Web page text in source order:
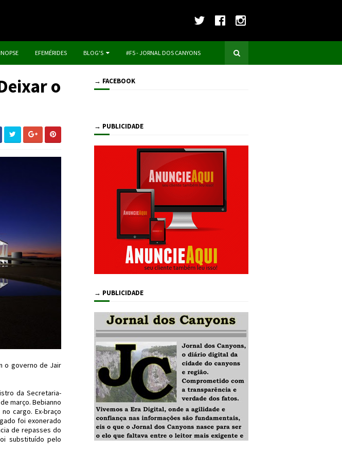
EFEMÉRIDES BLOG'S #F5 - JORNAL DOS CANYONS
o
o governo de Jair
da Secretaria-
março. Bebianno
cargo. Ex-braço
foi exonerado
de repasses do
substituído pelo
→ FACEBOOK
→ PUBLICIDADE
→ PUBLICIDADE